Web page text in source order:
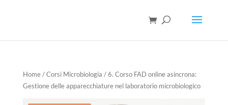
Home/Corsi Microbiologia / 6. Corso FAD online asincrona:
Gestione delle apparecchiature nel laboratorio microbiologico